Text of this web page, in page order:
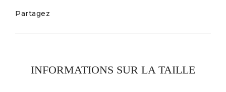
Partagez
INFORMATIONS SUR LA TAILLE